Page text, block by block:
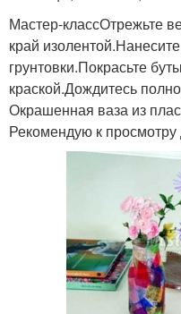
Мастер-классОтрежьте
край
грунтовки.Покрасьте
краской.Дождитесь
Окрашенная ваза из
Рекомендую к